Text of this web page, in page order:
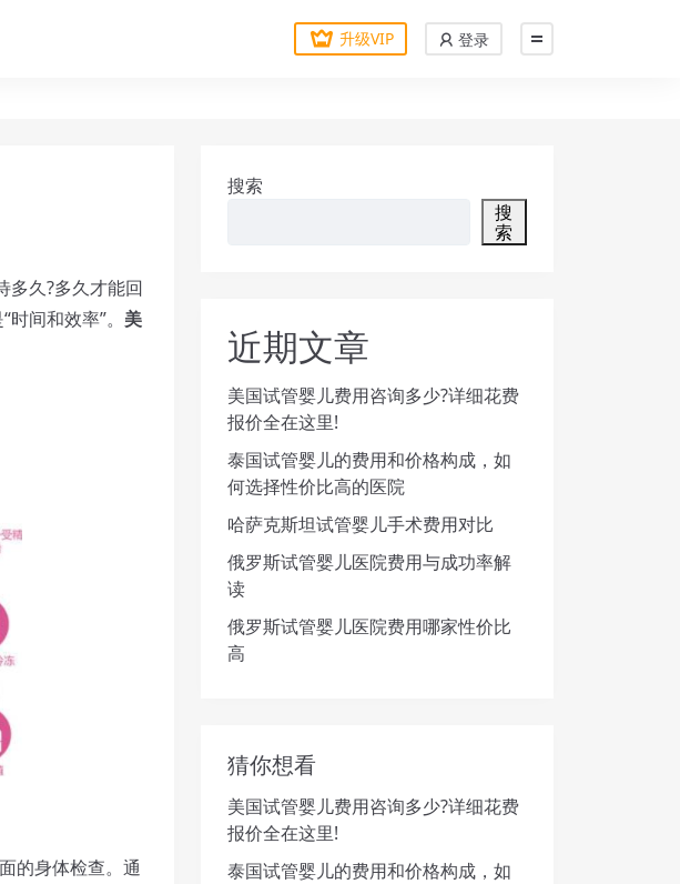
升级VIP 登录
久?多久才能回
间和效率”。 美
的身体检查。通
搜索
搜
索
近期文章
美国试管婴儿费用咨询多少?详细花费
报价全在这里!
泰国试管婴儿的费用和价格构成，如
何选择性价比高的医院
哈萨克斯坦试管婴儿手术费用对比
俄罗斯试管婴儿医院费用与成功率解
读
俄罗斯试管婴儿医院费用哪家性价比
高
猜你想看
美国试管婴儿费用咨询多少?详细花费
报价全在这里!
泰国试管婴儿的费用和价格构成，如